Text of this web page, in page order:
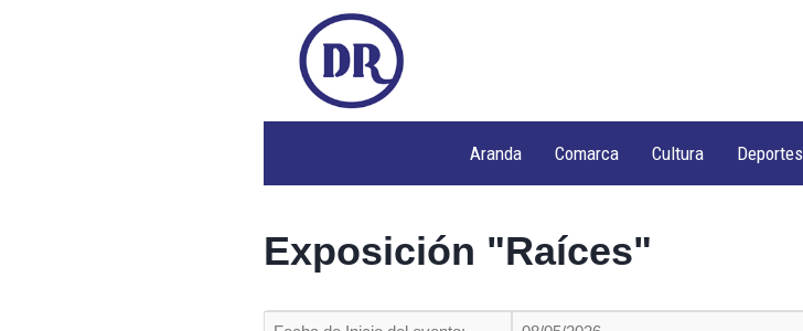
Aranda Comarca Cultura Deportes
Exposición "Raíces"